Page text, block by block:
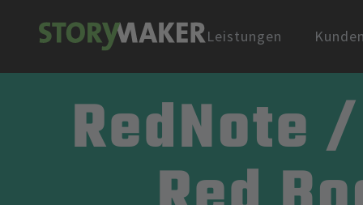
Leistungen
RedNote